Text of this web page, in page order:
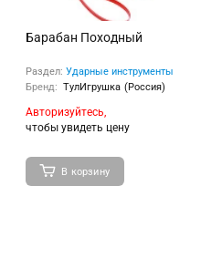
Барабан Походный
Раздел: Ударные инструменты
Бренд: ТулИгрушка (Россия)
Авторизуйтесь,
чтобы увидеть цену
В корзину